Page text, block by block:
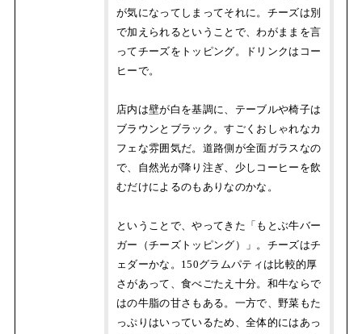
が気になってしまってそれに。チーズは別
で加えられるということで、わがままを言
ってチーズをトッピング。ドリンクはコー
ヒーで。
店内は壁が白を基調に、テーブルや椅子は
ブラウンとブラック。すごくおしゃれなカ
フェな雰囲気だ。道路側が全面ガラスなの
で、自然光が降り注ぎ、少しコーヒーを飲
むだけによるのもありなのかな。
ということで、やってきた「もとぶ牛バー
ガー（チーズトッピング）」。チーズはチ
ェダーかな。150グラムパティは比較的厚
さがあって、食べごたえ十分。和牛ならで
はの牛脂の甘さもある。一方で、野菜もた
っぷりはいっているため、全体的にはあっ